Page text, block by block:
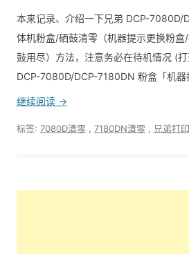
本来记录、介绍一下兄弟 DCP-7080D/
体机粉盒/硒鼓清零（机器提示更换粉
鼓用尽）方法，注意务必在待机情况 (
DCP-7080D/DCP-7180DN 粉盒「机
继续阅读 →
标签: 7080D清零 7180DN清零 兄弟打